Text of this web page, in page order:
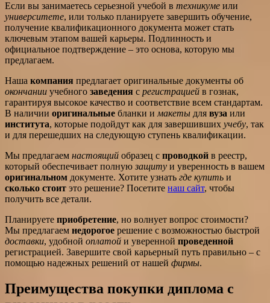
Если вы занимаетесь серьезной учебой в техникуме или
университете, или только планируете завершить обучение,
получение квалификационного документа может стать
ключевым этапом вашей карьеры. Подлинность и
официальное подтверждение – это основа, которую мы
предлагаем.
Наша компания предлагает оригинальные документы об
окончании учебного заведения с регистрацией в гознак,
гарантируя высокое качество и соответствие всем стандартам.
В наличии оригинальные бланки и макеты для вуза или
института, которые подойдут как для завершивших учебу, так
и для перешедших на следующую ступень квалификации.
Мы предлагаем настоящий образец с проводкой в реестр,
который обеспечивает полную защиту и уверенность в вашем
оригинальном документе. Хотите узнать где купить и
сколько стоит это решение? Посетите наш сайт, чтобы
получить все детали.
Планируете приобретение, но волнует вопрос стоимости?
Мы предлагаем недорогое решение с возможностью быстрой
доставки, удобной оплатой и уверенной проведенной
регистрацией. Завершите свой карьерный путь правильно – с
помощью надежных решений от нашей фирмы.
Преимущества покупки диплома с